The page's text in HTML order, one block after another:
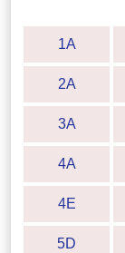
1A
2A
3A
4A
4E
5D